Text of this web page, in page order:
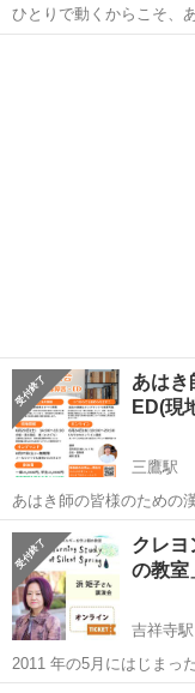
ひとりで動くからこそ、
す。 提案書、見積書、メール返信、SNS投稿、議事録、請求書づくり
あは
ED(現
三鷹駅
あはき師の皆様のための
鍼灸師会 武蔵野・三鷹支
月のテーマは排尿障害・
す。 漢方の基礎に...
東京 武蔵野市
クレヨ
の教
吉祥寺駅
2011 年の5月にはじまっ
「朝の教室」の講師は、エコ